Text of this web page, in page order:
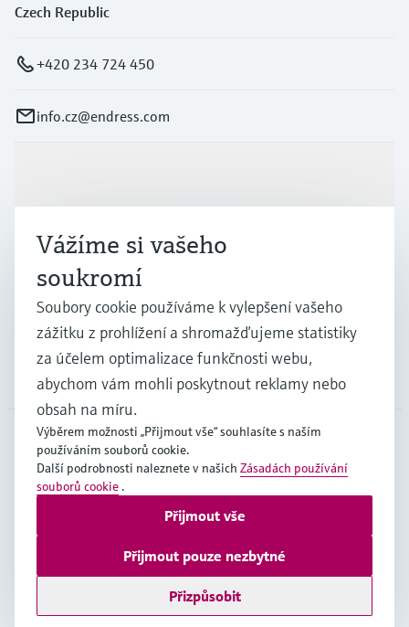
Czech Republic
+420 234 724 450
info.cz@endress.com
Průmysl
Podpora
Společnost
CZE•čeština
Copyright © Endress+Hauser Group Services AG
Podmínky používáníOchrana dat
Všeobecné obchodní podmínky
Vážíme si vašeho
soukromí
Soubory cookie používáme k vylepšení vašeho
zážitku z prohlížení a shromažďujeme statistiky
za účelem optimalizace funkčnosti webu,
abychom vám mohli poskytnout reklamy nebo
obsah na míru.
Výběrem možnosti „Přijmout vše“ souhlasíte s naším
používáním souborů cookie.
Další podrobnosti naleznete v našich Zásadách používání
souborů cookie .
Přizpůsobit
Přijmout pouze nezbytné
Přijmout vše